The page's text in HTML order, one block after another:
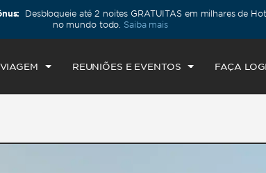
Desbloqueie até 2 noites GRATUITAS em milhares de
no mundo todo. Saiba mais
REUNIÕES E EVENTOS FAÇA
CHECKOUT
FRI, 07 AUG 2026
1